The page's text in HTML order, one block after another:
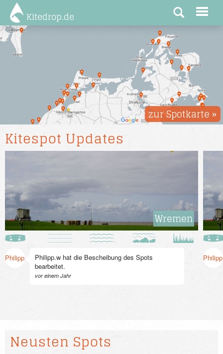
Kitedrop.de
zur Spotkarte »
Kitespot Updates
Philipp.w
Philipp.w hat die Bescheibung des Spots
bearbeitet.
vor einem Jahr
Wremen
Neusten Spots